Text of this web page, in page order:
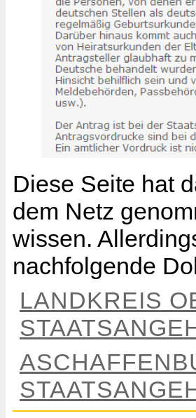
Diese Seite hat
dem Netz
wissen.
nachfolgende
LANDKREIS